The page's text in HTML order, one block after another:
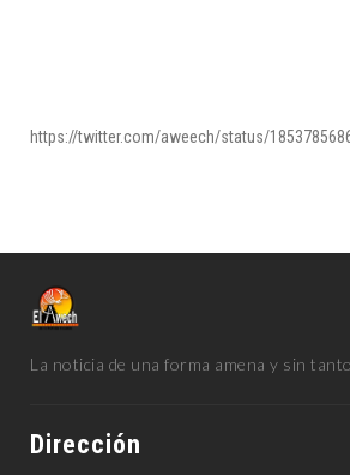
https://twitter.com/aweech/status/
La noticia de una forma amena y sin
Dirección